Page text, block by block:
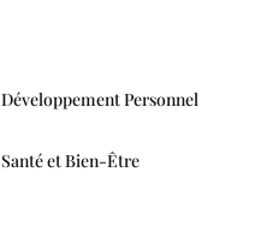
Développement Personnel
Santé et Bien-Être